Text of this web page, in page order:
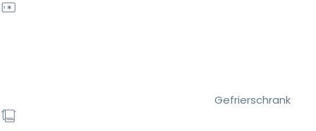
Gefrierschrank